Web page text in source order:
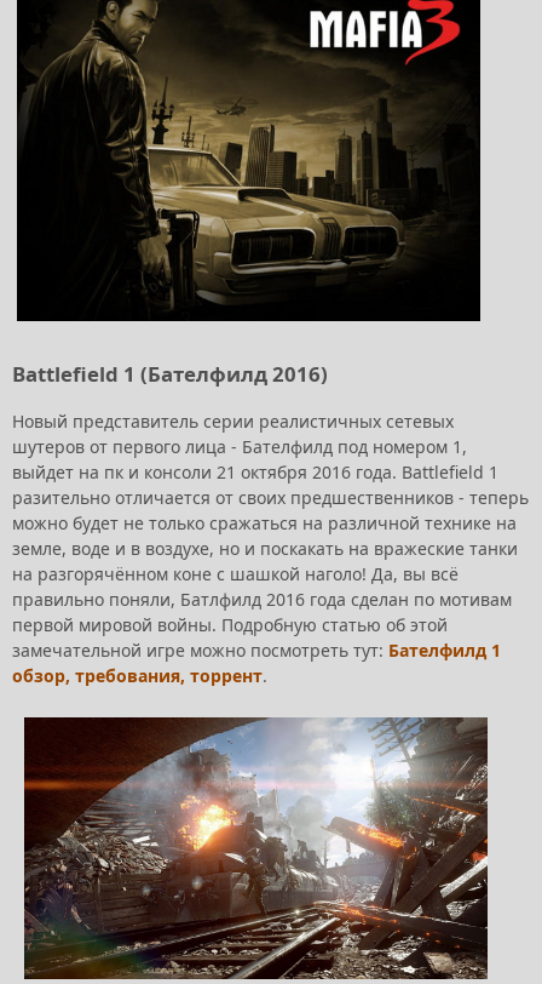
Battlefield 1 (Бателфилд 2016)
Новый представитель серии реалистичных сетевых
шутеров от первого лица - Бателфилд под номером 1,
выйдет на пк и консоли 21 октября 2016 года. Battlefield 1
разительно отличается от своих предшественников - теперь
можно будет не только сражаться на различной технике на
земле, воде и в воздухе, но и поскакать на вражеские танки
на разгорячённом коне с шашкой наголо! Да, вы всё
правильно поняли, Батлфилд 2016 года сделан по мотивам
первой мировой войны. Подробную статью об этой
замечательной игре можно посмотреть тут: Бателфилд 1
обзор, требования, торрент.